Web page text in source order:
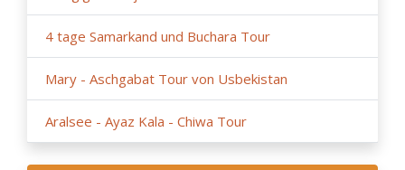
4 tage Samarkand und Buchara Tour
Mary - Aschgabat Tour von Usbekistan
Aralsee - Ayaz Kala - Chiwa Tour